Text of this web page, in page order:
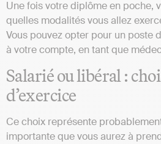
Une fois votre diplôme en poche,
quelles modalités vous allez
Vous pouvez opter pour un poste
à votre compte, en tant que
Salarié ou libéral :
d’exercice
Ce choix représente
importante que vous aurez à